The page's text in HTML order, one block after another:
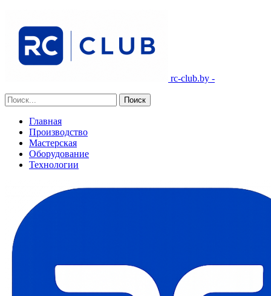
rc-club.by -
Главная
Производство
Мастерская
Оборудование
Технологии